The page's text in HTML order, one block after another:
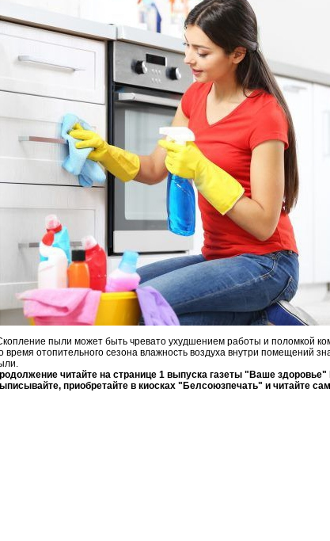
пыли может быть чревато ухудшением работы и поломкой
время отопительного сезона влажность воздуха внутри помещений
читайте на странице 1 выпуска газеты "Ваше здоровье"
приобретайте в киосках "Белсоюзпечать" и читайте